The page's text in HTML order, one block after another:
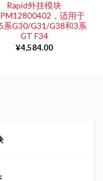
Rapid外挂模块
，适用于
系G30/G31/G38和3系
GT F34
¥4,584.00